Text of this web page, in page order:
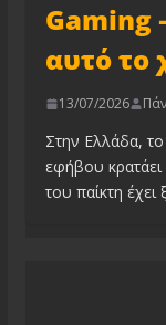
Gaming
αυτό το
13/07/2026
Στην Ελλάδα,
εφήβου
του παίκτη